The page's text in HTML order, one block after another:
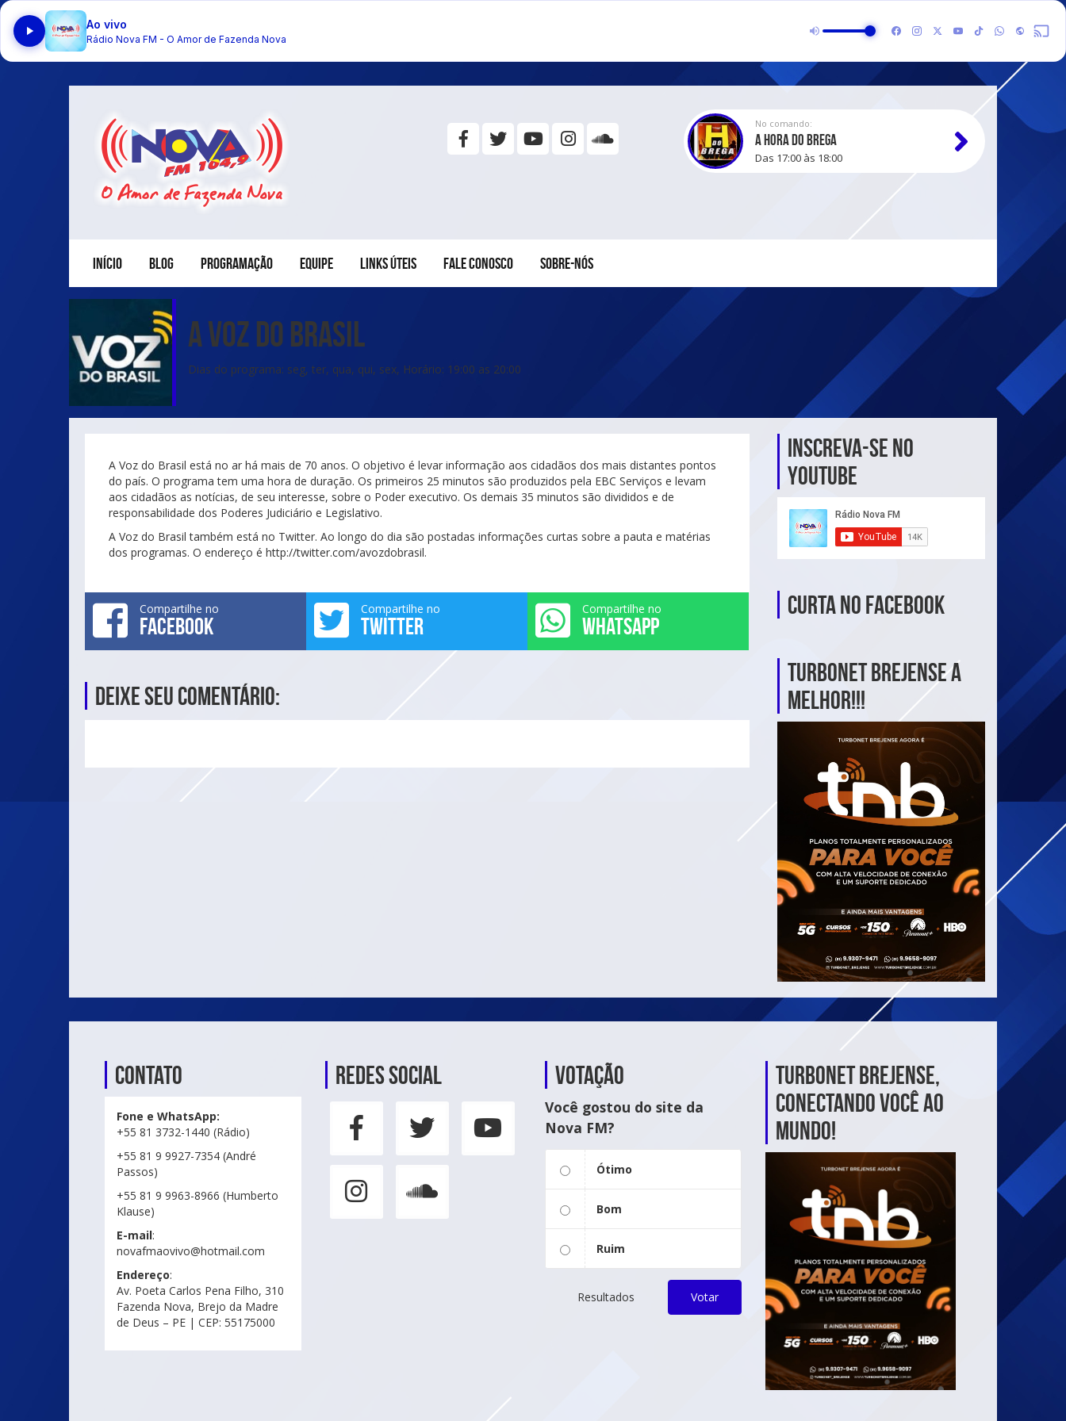
Ao vivo
Rádio Nova FM - O Amor de Fazenda Nova
No comando:
A HORA DO BREGA
Das 17:00 às 18:00
INÍCIO BLOG PROGRAMAÇÃO EQUIPE LINKS ÚTEIS FALE CONOSCO SOBRE-NÓS
A Voz do Brasil
Dias do programa: seg, ter, qua, qui, sex, Horário: 19:00 as 20:00
A Voz do Brasil está no ar há mais de 70 anos. O objetivo é levar informação aos cidadãos dos mais distantes pontos
do país. O programa tem uma hora de duração. Os primeiros 25 minutos são produzidos pela EBC Serviços e levam
aos cidadãos as notícias, de seu interesse, sobre o Poder executivo. Os demais 35 minutos são divididos e de
responsabilidade dos Poderes Judiciário e Legislativo.
A Voz do Brasil também está no Twitter. Ao longo do dia são postadas informações curtas sobre a pauta e matérias
dos programas. O endereço é http://twitter.com/avozdobrasil.
Compartilhe no
FACEBOOK
Compartilhe no
TWITTER
Compartilhe no
WHATSAPP
Deixe seu comentário:
Inscreva-se no
YouTube
Curta no Facebook
TurboNet Brejense a
melhor!!!
Contato
Fone e WhatsApp:
+55 81 3732-1440 (Rádio)
+55 81 9 9927-7354 (André
Passos)
+55 81 9 9963-8966 (Humberto
Klause)
E-mail:
novafmaovivo@hotmail.com
Endereço:
Av. Poeta Carlos Pena Filho, 310
Fazenda Nova, Brejo da Madre
de Deus – PE | CEP: 55175000
Redes social Votação
Você gostou do site da
Nova FM?
Ótimo
Bom
Ruim
Resultados Votar
TurboNet Brejense,
Conectando Você ao
Mundo!